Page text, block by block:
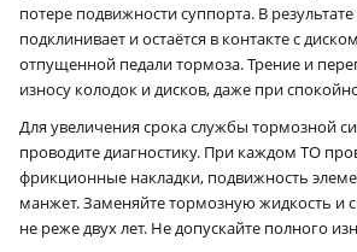
потере подвижности суппорта. В
подклинивает и остаётся в контакте с
отпущенной педали тормоза. Трение и
износу колодок и дисков, даже при
Для увеличения срока службы тормозной
проводите диагностику. При каждом ТО
фрикционные накладки, подвижность
манжет. Заменяйте тормозную жидкость и
не реже двух лет. Не допускайте полного